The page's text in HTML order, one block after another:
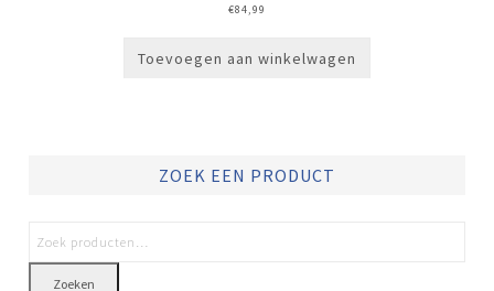
€84,99
Toevoegen aan winkelwagen
ZOEK EEN PRODUCT
Zoeken